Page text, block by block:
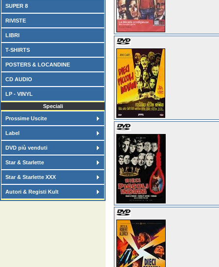
SUPER 8
RIVISTE
LIBRI
T-SHIRTS
POSTERS & LOCANDINE
CD AUDIO
LP - VINYL
Speciali
Prossime Uscite
Label
DVD più venduti
Star & Starlette
Star & Starlette XXX
Autori & Registi Kult